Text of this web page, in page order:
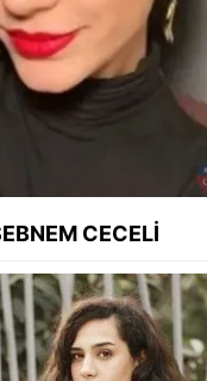
CECELİ